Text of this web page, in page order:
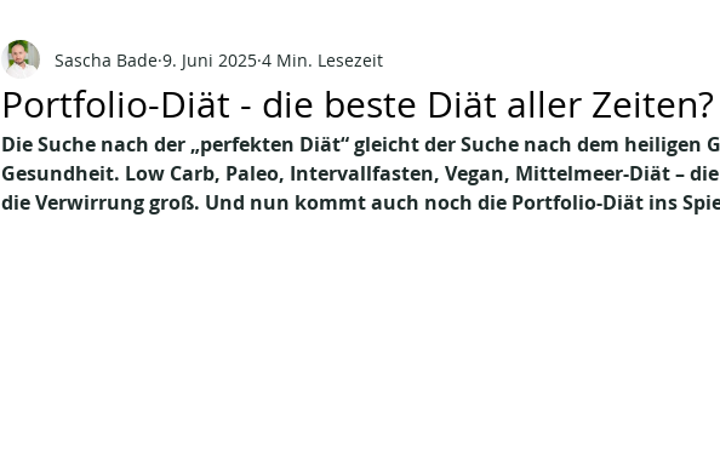
Portfolio-Diät - die beste Diät aller Zeiten?
Sascha Bade 9. Juni 2025 4 Min. Lesezeit
Die Suche nach der „perfekten Diät“ gleicht der Suche nach dem heiligen
Gesundheit. Low Carb, Paleo, Intervallfasten, Vegan, Mittelmeer-Diät –
die Verwirrung groß. Und nun kommt auch noch die Portfolio-Diät ins